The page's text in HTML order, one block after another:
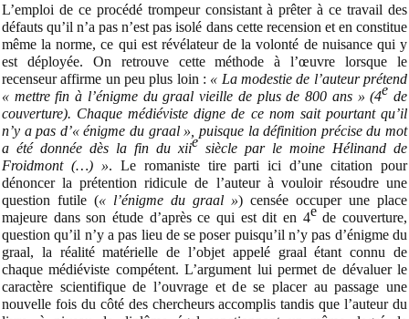
L’emploi de ce procédé trompeur consistant à prêter à ce travail des
défauts qu’il n’a pas n’est pas isolé dans cette recension et en constitue
même la norme, ce qui est révélateur de la volonté de nuisance qui y
est déployée. On retrouve cette méthode à l’œuvre
lorsque le
recenseur affirme un peu plus loin : « La modestie de l’auteur prétend
« mettre fin à l’énigme du graal vieille de plus de 800 ans » (4e de
couverture). Chaque médiéviste digne de ce nom sait pourtant qu’il
n’y a pas d’« énigme du graal », puisque la définition précise du mot
a été donnée dès la fin du xiie siècle par le moine Hélinand de
Froidmont (…) ». Le romaniste tire parti ici d’une citation pour
dénoncer la prétention ridicule de l’auteur à vouloir résoudre une
question futile (« l’énigme du graal ») censée occuper une place
majeure dans son étude d’après ce qui est dit en 4ede couverture,
question qu’il n’y a pas lieu de se poser puisqu’il n’y pas d’énigme du
graal, la réalité matérielle de l’objet appelé graal étant connu de
chaque médiéviste compétent. L’argument lui permet de dévaluer le
caractère scientifique de l’ouvrage et de se placer au passage une
nouvelle fois du côté des chercheurs accomplis tandis que l’auteur du